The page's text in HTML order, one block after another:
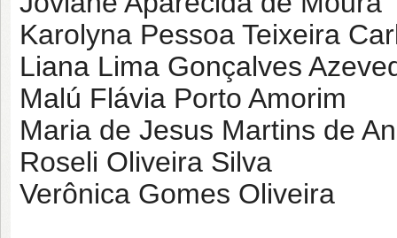
Karolyna Pessoa Teixeira
Liana Lima Gonçalves
Malú Flávia Porto Amorim
Maria de Jesus Martins de
Roseli Oliveira Silva
Verônica Gomes Oliveira